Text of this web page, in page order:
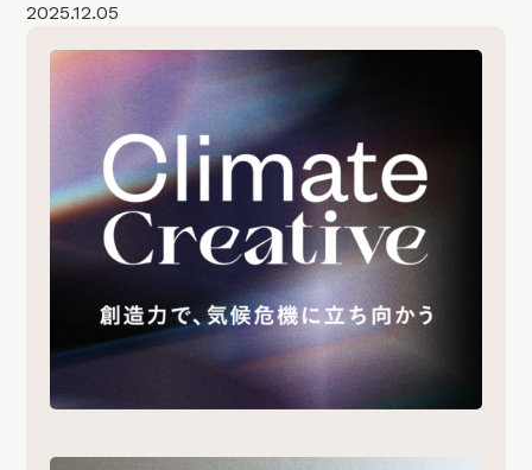
2025.12.05